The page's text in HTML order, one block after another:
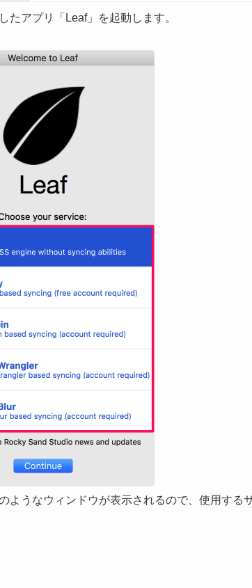
たアプリ「Leaf」を起動します。
ようなウィンドウが表示されるので、使用する